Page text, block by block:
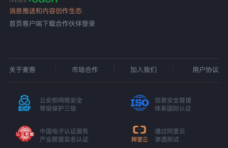
消息推送和内容创作生态
首页客户端下载合作伙伴登录
关于麦客 市场合作 加入我们 用户协议
公安部网络安全
等级保护三级
信息安全管理
体系国际认证
中国电子认证服务
产业联盟实名认证
通过阿里云
渗透测试